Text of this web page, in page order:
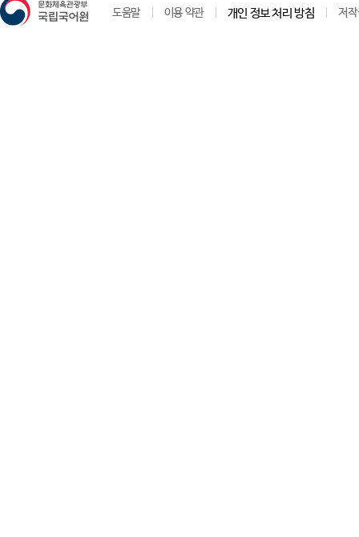
도움말 이용 약관 개인 정보 처리 방침 저